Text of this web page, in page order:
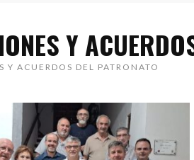
COMPETENCIAS Y COMPOSICIÓN ACTUAL
PINTURAS
Y
Y ACUERDOS DEL PATRONATO